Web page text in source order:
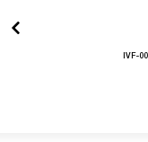
IVF-